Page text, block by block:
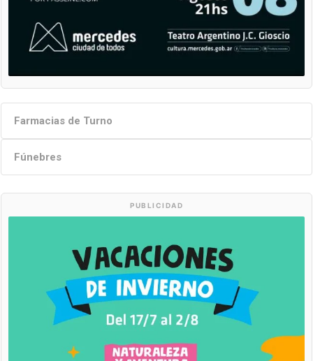
Farmacias de Turno
Fúnebres
PUBLICIDAD